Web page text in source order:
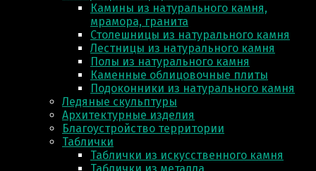
Камины из натурального камня,
мрамора, гранита
Столешницы из натурального камня
Лестницы из натурального камня
Полы из натурального камня
Каменные облицовочные плиты
Подоконники из натурального камня
Ледяные скульптуры
Архитектурные изделия
Благоустройство территории
Таблички
Таблички из искусственного камня